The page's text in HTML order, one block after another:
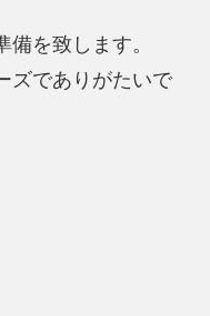
を致します。
ズでありがたいで